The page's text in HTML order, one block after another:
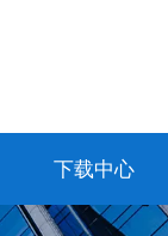
下载中心